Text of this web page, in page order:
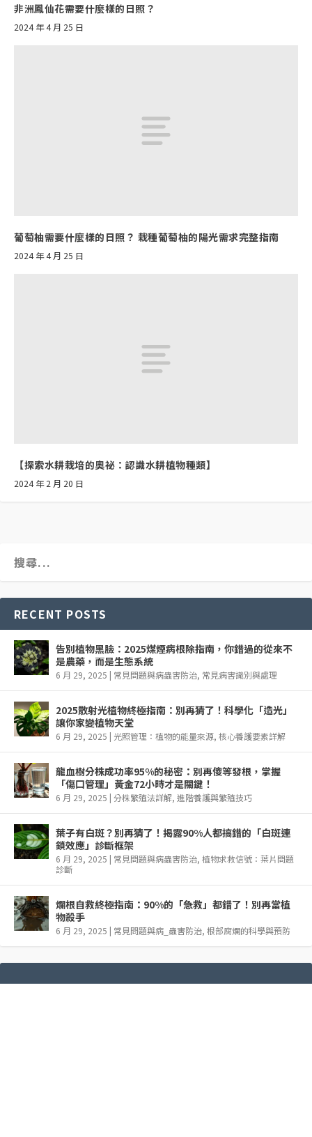
非洲鳳仙花需要什麼樣的日照？
2024 年 4 月 25 日
葡萄柚需要什麼樣的日照？ 栽種葡萄柚的陽光需求完整指南
2024 年 4 月 25 日
【探索水耕栽培的奧祕：認識水耕植物種類】
2024 年 2 月 20 日
RECENT POSTS
告別植物黑臉：2025煤煙病根除指南，你錯過的從來不
是農藥，而是生態系統
6 月 29, 2025 | 常見問題與病蟲害防治, 常見病害識別與處理
2025散射光植物終極指南：別再猜了！科學化「造光」
讓你家變植物天堂
6 月 29, 2025 | 光照管理：植物的能量來源, 核心養護要素詳解
龍血樹分株成功率95%的秘密：別再傻等發根，掌握
「傷口管理」黃金72小時才是關鍵！
6 月 29, 2025 | 分株繁殖法詳解, 進階養護與繁殖技巧
葉子有白斑？別再猜了！揭露90%人都搞錯的「白斑連
鎖效應」診斷框架
6 月 29, 2025 | 常見問題與病蟲害防治, 植物求救信號：葉片問題
診斷
爛根自救終極指南：90%的「急救」都錯了！別再當植
物殺手
6 月 29, 2025 | 常見問題與病_蟲害防治, 根部腐爛的科學與預防